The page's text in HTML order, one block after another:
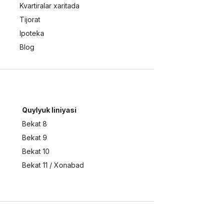
Kvartiralar xaritada
Tijorat
Ipoteka
Blog
Quylyuk liniyasi
Bekat 8
Bekat 9
Bekat 10
Bekat 11 / Xonabad